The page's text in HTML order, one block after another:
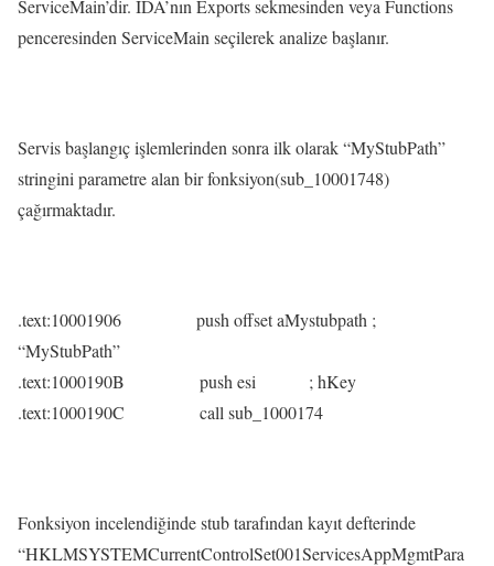
ServiceMain’dir. IDA’nın Exports sekmesinden veya Functions
penceresinden ServiceMain seçilerek analize başlanır.
Servis başlangıç işlemlerinden sonra ilk olarak “MyStubPath”
stringini parametre alan bir fonksiyon(sub_10001748)
çağırmaktadır.
.text:10001906 push offset aMystubpath ;
“MyStubPath”
.text:1000190B push esi ; hKey
.text:1000190C call sub_1000174
Fonksiyon incelendiğinde stub tarafından kayıt defterinde
“HKLMSYSTEMCurrentControlSet001ServicesAppMgmtPara